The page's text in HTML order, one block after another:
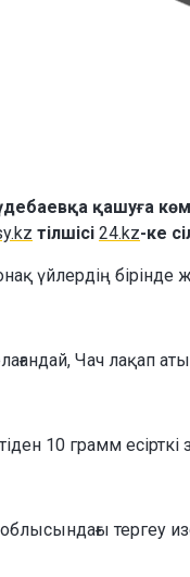
қашуға
тілшісі 24.kz-ке
үйлердің бірінде
Чач лақап
10 грамм
тергеу